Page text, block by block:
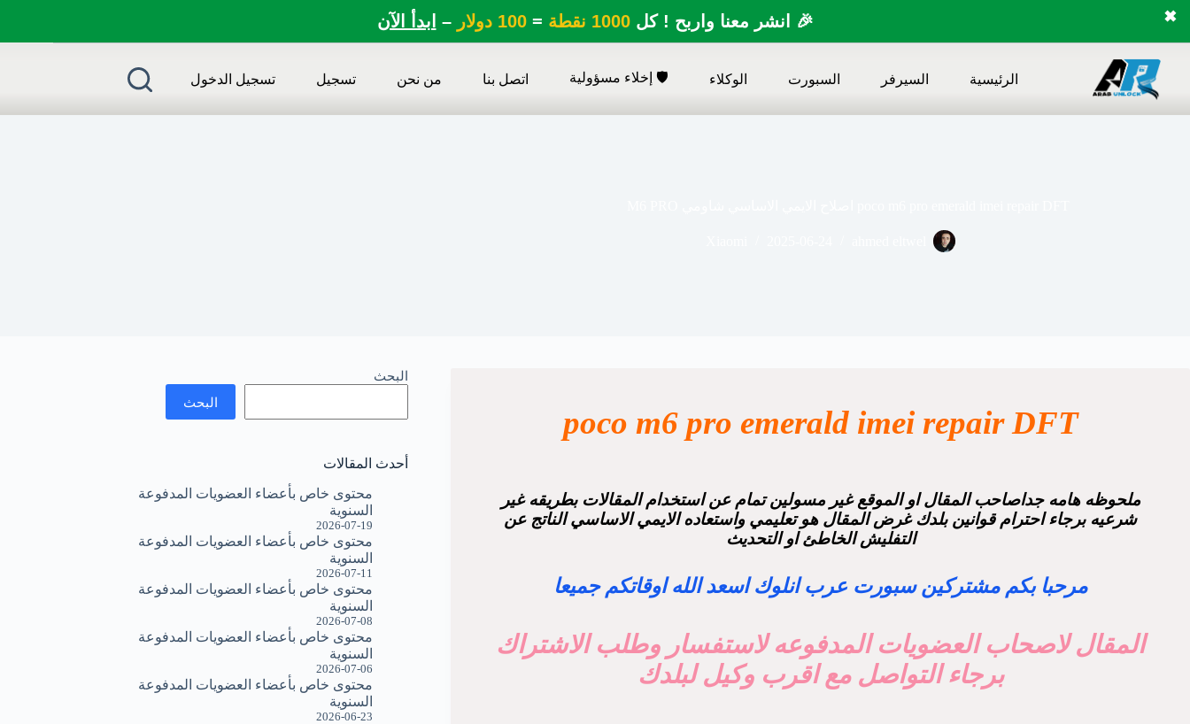
🎉 انشر معنا واربح ! كل1000 نقطة =100 دولار – ابدأ الآن ✖
المحتوى
الرئيسية السيرفر السبورت الوكلاء 🛡️ إخلاء مسؤولية اتصل بنا من نحن تسجيل تسجيل الدخول
poco m6 pro emerald imei repair DFT
ملحوظه هامه جداصاحب المقال او الموقع غير مسولين تمام عن استخدام المقالات بطريقه غير
شرعيه برجاء احترام قوانين بلدك غرض المقال هو تعليمي واستعاده الايمي الاساسي الناتج عن
التفليش الخاطئ او التحديث
مرحبا بكم مشتركين سبورت عرب انلوك اسعد الله اوقاتكم جميعا
المقال لاصحاب العضويات المدفوعه لاستفسار وطلب الاشتراك
برجاء التواصل مع اقرب وكيل لبلدك
البحث
البحث
أحدث المقالات
محتوى خاص بأعضاء العضويات المدفوعة
السنوية
2026-07-19
محتوى خاص بأعضاء العضويات المدفوعة
السنوية
2026-07-11
محتوى خاص بأعضاء العضويات المدفوعة
السنوية
2026-07-08
محتوى خاص بأعضاء العضويات المدفوعة
السنوية
2026-07-06
محتوى خاص بأعضاء العضويات المدفوعة
السنوية
2026-06-23